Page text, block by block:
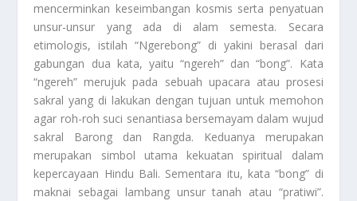
mencerminkan keseimbangan kosmis serta penyatuan
unsur-unsur yang ada di alam semesta. Secara
etimologis, istilah “Ngerebong” di yakini berasal dari
gabungan dua kata, yaitu “ngereh” dan “bong”. Kata
“ngereh” merujuk pada sebuah upacara atau prosesi
sakral yang di lakukan dengan tujuan untuk memohon
agar roh-roh suci senantiasa bersemayam dalam wujud
sakral Barong dan Rangda. Keduanya merupakan
merupakan simbol utama kekuatan spiritual dalam
kepercayaan Hindu Bali. Sementara itu, kata “bong” di
maknai sebagai lambang unsur tanah atau “pratiwi”.